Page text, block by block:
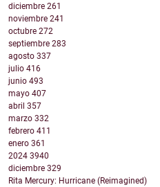
diciembre 261
noviembre 241
octubre 272
septiembre 283
agosto 337
julio 416
junio 493
mayo 407
abril 357
marzo 332
febrero 411
enero 361
2024 3940
diciembre 329
Rita Mercury: Hurricane (Reimagined)